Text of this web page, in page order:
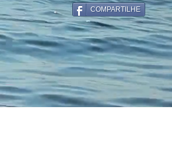
COMPARTILHE